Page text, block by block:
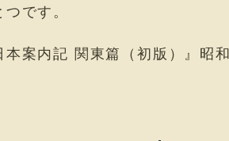
です。
案内記 関東篇（初版）』昭